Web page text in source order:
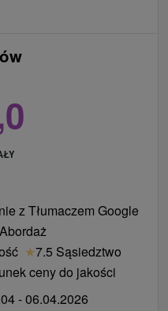
z Tłumaczem Google
★7.5 Sąsiedztwo
ceny do jakości
- 06.04.2026